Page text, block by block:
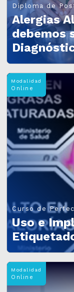
Diploma de
Alergias
debemos
Modalidad
Online
Curso de
Uso e
Modalidad
Online